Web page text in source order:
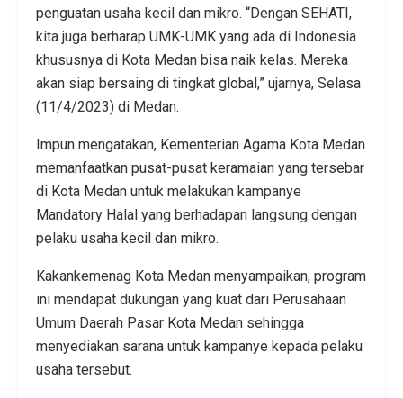
penguatan usaha kecil dan mikro. “Dengan SEHATI,
kita juga berharap UMK-UMK yang ada di Indonesia
khususnya di Kota Medan bisa naik kelas. Mereka
akan siap bersaing di tingkat global,” ujarnya, Selasa
(11/4/2023) di Medan.
Impun mengatakan, Kementerian Agama Kota Medan
memanfaatkan pusat-pusat keramaian yang tersebar
di Kota Medan untuk melakukan kampanye
Mandatory Halal yang berhadapan langsung dengan
pelaku usaha kecil dan mikro.
Kakankemenag Kota Medan menyampaikan, program
ini mendapat dukungan yang kuat dari Perusahaan
Umum Daerah Pasar Kota Medan sehingga
menyediakan sarana untuk kampanye kepada pelaku
usaha tersebut.